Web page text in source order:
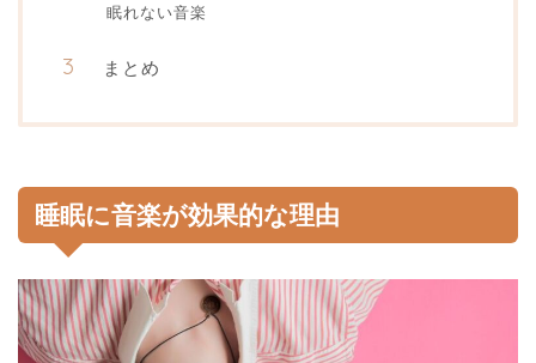
眠れない音楽
まとめ
睡眠に音楽が効果的な理由